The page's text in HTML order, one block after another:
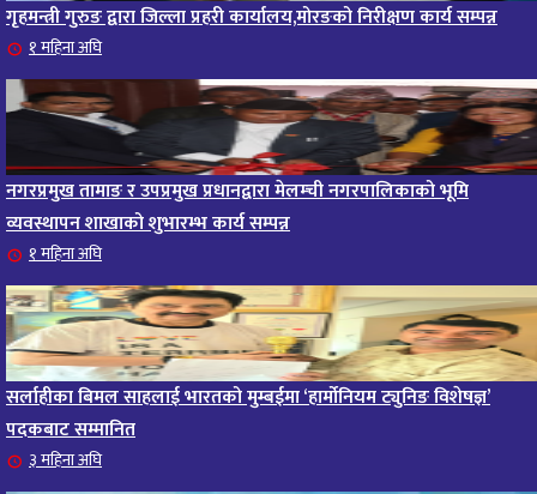
गृहमन्त्री गुरुङ द्वारा जिल्ला प्रहरी कार्यालय,मोरङको निरीक्षण कार्य सम्पन्न
१ महिना अघि
नगरप्रमुख तामाङ र उपप्रमुख प्रधानद्वारा मेलम्ची नगरपालिकाको भूमि
व्यवस्थापन शाखाको शुभारम्भ कार्य सम्पन्न
१ महिना अघि
सर्लाहीका बिमल साहलाई भारतको मुम्बईमा ‘हार्मोनियम ट्युनिङ विशेषज्ञ’
पदकबाट सम्मानित
३ महिना अघि